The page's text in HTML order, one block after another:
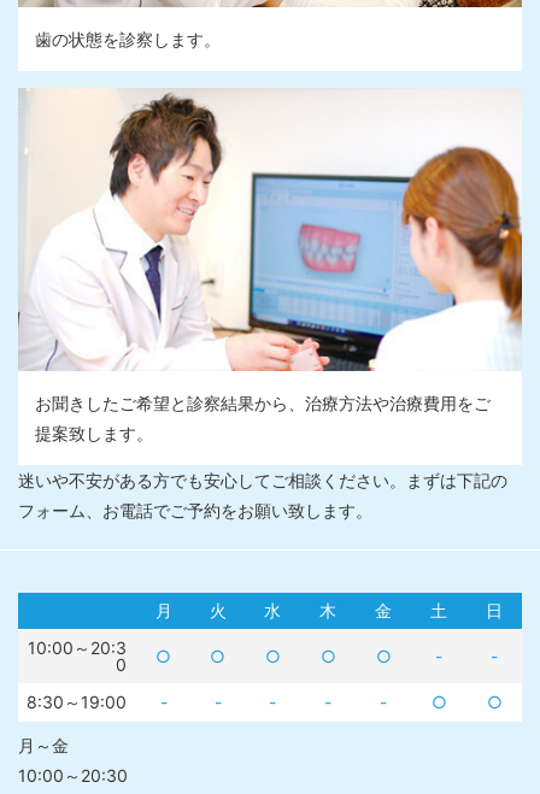
歯の状態を診察します。
お聞きしたご希望と診察結果から、治療方法や治療費用をご
提案致します。
迷いや不安がある方でも安心してご相談ください。まずは下記の
フォーム、お電話でご予約をお願い致します。
月 火 水 木 金 土
日
10:00～20:3
0
○ ○ ○ ○ ○ - -
8:30～19:00 - - - - - ○ ○
月～金
10:00～20:30